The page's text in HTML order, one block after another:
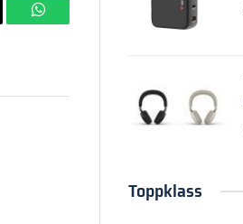
WhatsApp
Toppklass